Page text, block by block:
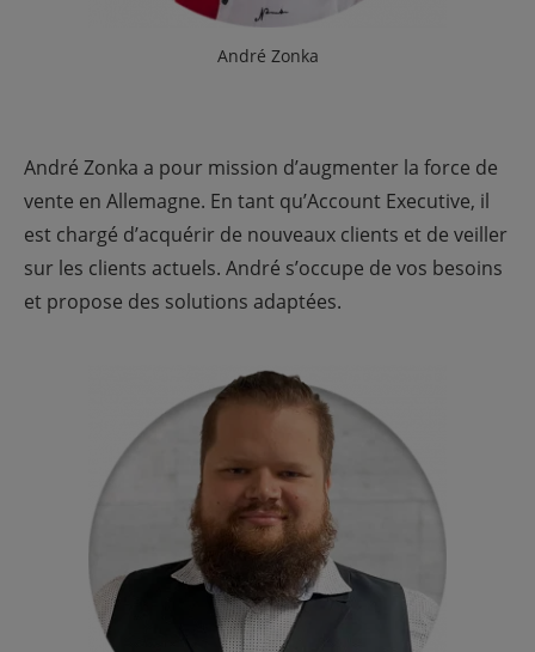
André Zonka
André Zonka a pour mission d’augmenter la force de
vente en Allemagne. En tant qu’Account Executive, il
est chargé d’acquérir de nouveaux clients et de veiller
sur les clients actuels. André s’occupe de vos besoins
et propose des solutions adaptées.